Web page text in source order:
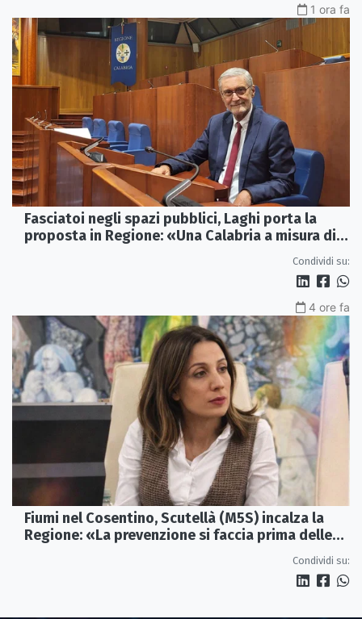
1 ora fa
Fasciatoi negli spazi pubblici, Laghi porta la
proposta in Regione: «Una Calabria a misura di
Condividi su:
4 ore fa
Fiumi nel Cosentino, Scutellà (M5S) incalza la
Regione: «La prevenzione si faccia prima delle
Condividi su: